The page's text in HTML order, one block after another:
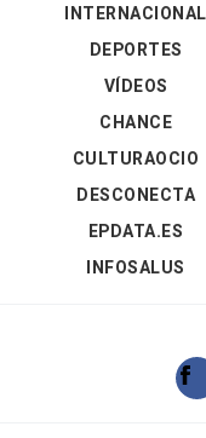
INTERNACIONAL
DEPORTES
VÍDEOS
CHANCE
CULTURAOCIO
DESCONECTA
EPDATA.ES
INFOSALUS